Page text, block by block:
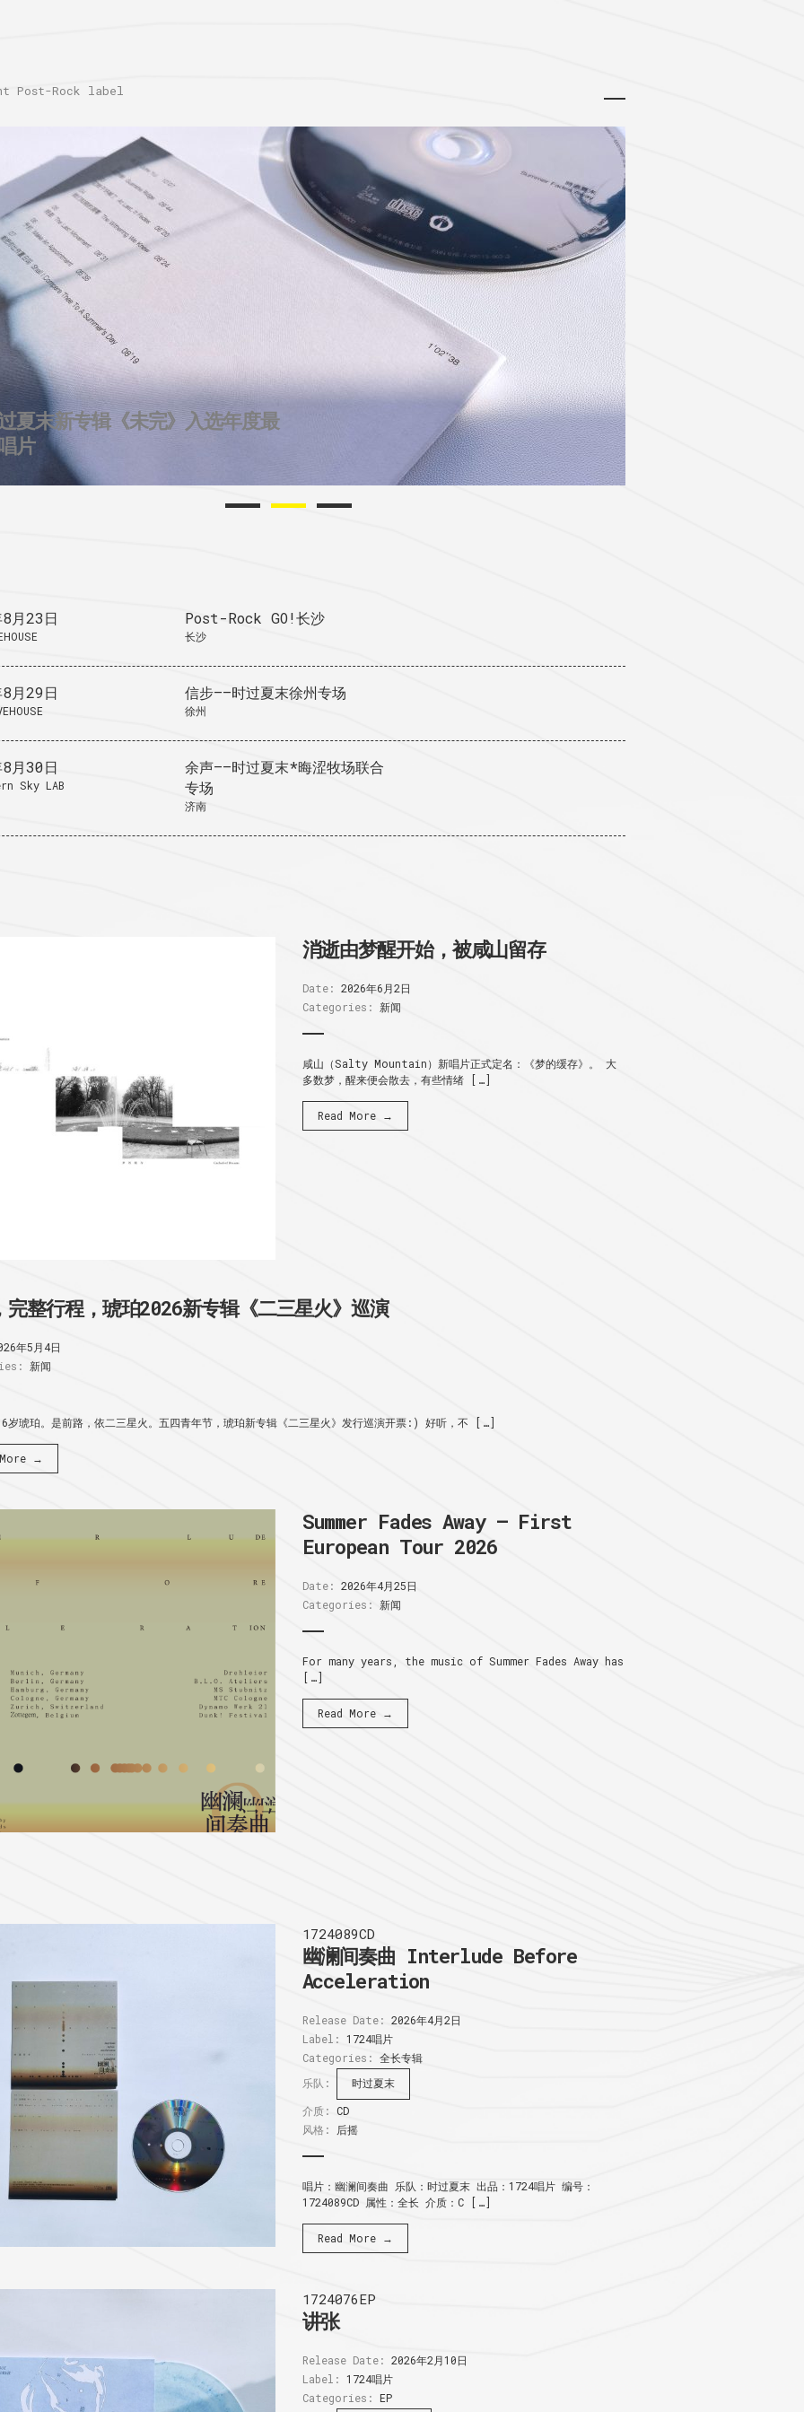
Post-Rock label
唱片的2025
夏末新专辑《未完》入选年度最
片
城市后摇群
月23日 Post-Rock GO!长沙
长沙
月29日 信步——时过夏末徐州专场
徐州
月30日
Sky LAB
余声——时过夏末*晦涩牧场联合
专场
济南
消逝由梦醒开始，被咸山留存
Date: 2026年6月2日
Categories:
新闻
咸山（Salty Mountain）新唱片正式定名：《梦的缓存》。 大
多数梦，醒来便会散去，有些情绪 […]
Read More →
完整行程，琥珀2026新专辑《二三星火》巡演
年5月4日
新闻
岁琥珀。是前路，依二三星火。五四青年节，琥珀新专辑《二三星火》发行巡演开票:) 好听，不 […]
→
Summer Fades Away – First
European Tour 2026
Date: 2026年4月25日
Categories:
新闻
For many years, the music of Summer Fades Away has
[…]
Read More →
1724089CD
幽澜间奏曲 Interlude Before
Acceleration
Release Date: 2026年4月2日
Label: 1724唱片
Categories: 全长专辑
乐队:
时过夏末
介质: CD
风格:
后摇
唱片：幽澜间奏曲 乐队：时过夏末 出品：1724唱片 编号：
1724089CD 属性：全长 介质：C […]
Read More →
1724076EP
讲张
Release Date: 2026年2月10日
Label: 1724唱片
Categories: EP